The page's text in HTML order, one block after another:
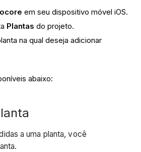
em seu dispositivo móvel iOS.
Plantas do projeto.
na qual deseja adicionar
abaixo:
a uma planta, você